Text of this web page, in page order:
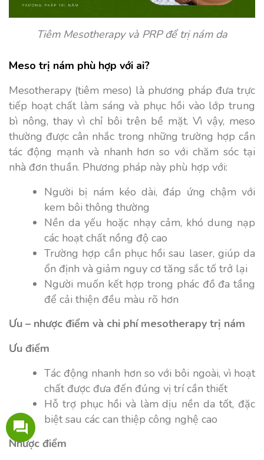
Tiêm Mesotherapy và PRP để trị nám da
Meso trị nám phù hợp với ai?
Mesotherapy (tiêm meso) là phương pháp đưa trực
tiếp hoạt chất làm sáng và phục hồi vào lớp trung
bì nông, thay vì chỉ bôi trên bề mặt. Vì vậy, meso
thường được cân nhắc trong những trường hợp cần
tác động mạnh và nhanh hơn so với chăm sóc tại
nhà đơn thuần. Phương pháp này phù hợp với:
Người bị nám kéo dài, đáp ứng chậm với
kem bôi thông thường
Nền da yếu hoặc nhạy cảm, khó dung nạp
các hoạt chất nồng độ cao
Trường hợp cần phục hồi sau laser, giúp da
ổn định và giảm nguy cơ tăng sắc tố trở lại
Người muốn kết hợp trong phác đồ đa tầng
để cải thiện đều màu rõ hơn
Ưu – nhược điểm và chi phí mesotherapy trị nám
Ưu điểm
Tác động nhanh hơn so với bôi ngoài, vì hoạt
chất được đưa đến đúng vị trí cần thiết
Hỗ trợ phục hồi và làm dịu nền da tốt, đặc
biệt sau các can thiệp công nghệ cao
Nhược điểm